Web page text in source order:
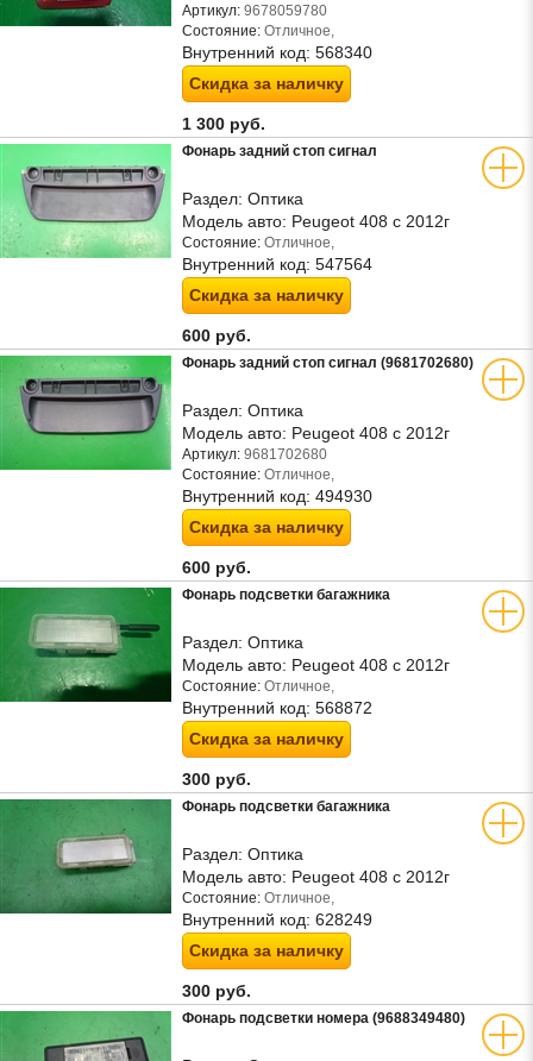
Артикул: 9678059780
Состояние: Отличное,
Внутренний код: 568340
Скидка за наличку
1 300 руб.
Фонарь задний стоп сигнал
Раздел: Оптика
Модель авто: Peugeot 408 с 2012г
Состояние: Отличное,
Внутренний код: 547564
Скидка за наличку
600 руб.
Фонарь задний стоп сигнал (9681702680)
Раздел: Оптика
Модель авто: Peugeot 408 с 2012г
Артикул: 9681702680
Состояние: Отличное,
Внутренний код: 494930
Скидка за наличку
600 руб.
Фонарь подсветки багажника
Раздел: Оптика
Модель авто: Peugeot 408 с 2012г
Состояние: Отличное,
Внутренний код: 568872
Скидка за наличку
300 руб.
Фонарь подсветки багажника
Раздел: Оптика
Модель авто: Peugeot 408 с 2012г
Состояние: Отличное,
Внутренний код: 628249
Скидка за наличку
300 руб.
Фонарь подсветки номера (9688349480)